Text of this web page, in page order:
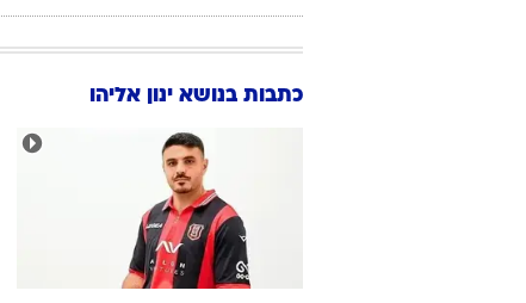
כתבות בנושא ינון אליהו